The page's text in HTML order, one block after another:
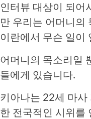
인터뷰 대상이 되어
만 우리는 어머니의
이란에서 무슨 일이
어머니의 목소리일
들에게 있습니다.
키아나는 22세 마
한 전국적인 시위를